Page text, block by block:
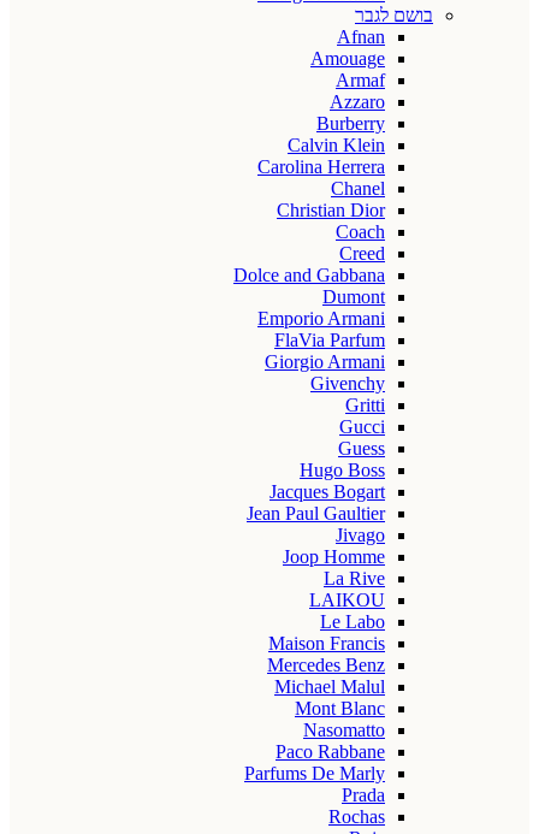
בושם לגבר
Afnan
Amouage
Armaf
Azzaro
Burberry
Calvin Klein
Carolina Herrera
Chanel
Christian Dior
Coach
Creed
Dolce and Gabbana
Dumont
Emporio Armani
FlaVia Parfum
Giorgio Armani
Givenchy
Gritti
Gucci
Guess
Hugo Boss
Jacques Bogart
Jean Paul Gaultier
Jivago
Joop Homme
La Rive
LAIKOU
Le Labo
Maison Francis
Mercedes Benz
Michael Malul
Mont Blanc
Nasomatto
Paco Rabbane
Parfums De Marly
Prada
Rochas